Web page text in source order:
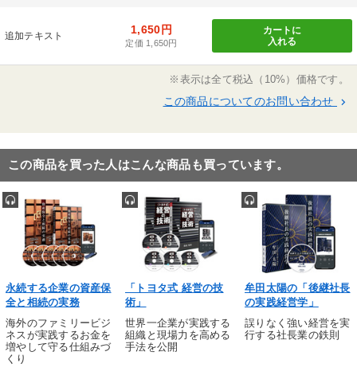
追加テキスト 1,650円
定価 1,650円
カートに
入れる
※表示は全て税込（10%）価格です。
この商品についてのお問い合わせ keyboard_arrow_right
この商品を買った人はこんな商品も買っています。
永続する企業の資産保
全と相続の実務
海外のファミリービジ
ネスが実践するお金を
増やして守る仕組みづ
くり
「トヨタ式 経営の技
術」
世界一企業が実践する
組織と現場力を高める
手法を公開
牟田太陽の「後継社長
の実践経営学」
誤りなく強い経営を実
行する社長業の鉄則